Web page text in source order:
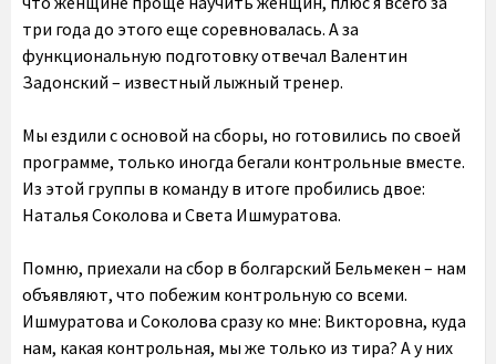
три года до этого еще соревновалась. А за
функциональную подготовку отвечал Валентин
Задонский – известный лыжный тренер.
Мы ездили с основой на сборы, но готовились по своей
программе, только иногда бегали контрольные вместе.
Из этой группы в команду в итоге пробились двое:
Наталья Соколова и Света Ишмуратова.
Помню, приехали на сбор в болгарский Бельмекен – нам
объявляют, что побежим контрольную со всеми.
Ишмуратова и Соколова сразу ко мне: Викторовна, куда
нам, какая контрольная, мы же только из тира? А у них